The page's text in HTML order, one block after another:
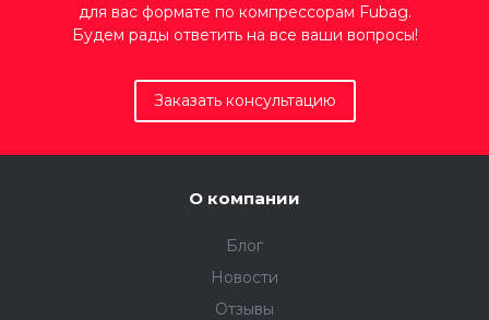
для вас формате по компрессорам Fubag.
Будем рады ответить на все ваши вопросы!
Заказать консультацию
О компании
Блог
Новости
Отзывы